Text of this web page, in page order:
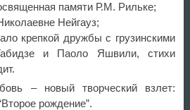
памяти Р.М. Рильке;
Нейгауз;
крепкой дружбы с грузинскими
и Паоло Яшвили, стихи
– новый творческий взлет:
рождение”.